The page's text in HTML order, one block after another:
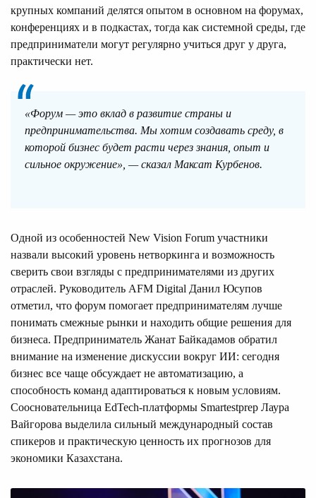
крупных компаний делятся опытом в основном на форумах,
конференциях и в подкастах, тогда как системной среды, где
предприниматели могут регулярно учиться друг у друга,
практически нет.
«Форум — это вклад в развитие страны и
предпринимательства. Мы хотим создавать среду, в
которой бизнес будет расти через знания, опыт и
сильное окружение», — сказал Максат Курбенов.
Одной из особенностей New Vision Forum участники
назвали высокий уровень нетворкинга и возможность
сверить свои взгляды с предпринимателями из других
отраслей. Руководитель AFM Digital Данил Юсупов
отметил, что форум помогает предпринимателям лучше
понимать смежные рынки и находить общие решения для
бизнеса. Предприниматель Жанат Байкадамов обратил
внимание на изменение дискуссии вокруг ИИ: сегодня
бизнес все чаще обсуждает не автоматизацию, а
способность команд адаптироваться к новым условиям.
Соосновательница EdTech-платформы Smartestprep Лаура
Вайгорова выделила сильный международный состав
спикеров и практическую ценность их прогнозов для
экономики Казахстана.